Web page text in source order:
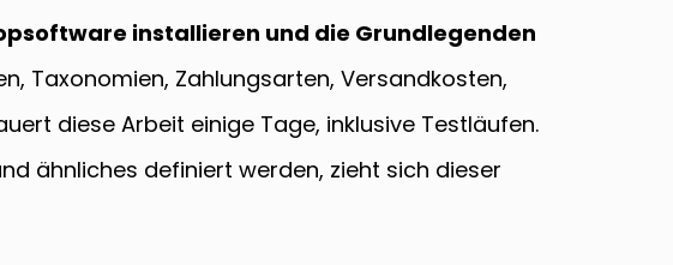
installieren und die Grundlegenden
Taxonomien, Zahlungsarten, Versandkosten,
diese Arbeit einige Tage, inklusive Testläufen.
ähnliches definiert werden, zieht sich dieser